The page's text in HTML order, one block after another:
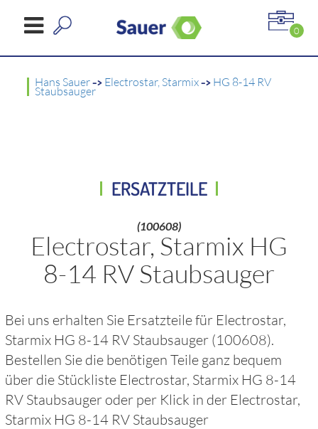
0
Hans Sauer-> Electrostar, Starmix-> HG 8-14 RV
Staubsauger
ERSATZTEILE
(100608)
Electrostar, Starmix HG
8-14 RV Staubsauger
Bei uns erhalten Sie Ersatzteile für Electrostar,
Starmix HG 8-14 RV Staubsauger (100608).
Bestellen Sie die benötigen Teile ganz bequem
über die Stückliste Electrostar, Starmix HG 8-14
RV Staubsauger oder per Klick in der Electrostar,
Starmix HG 8-14 RV Staubsauger